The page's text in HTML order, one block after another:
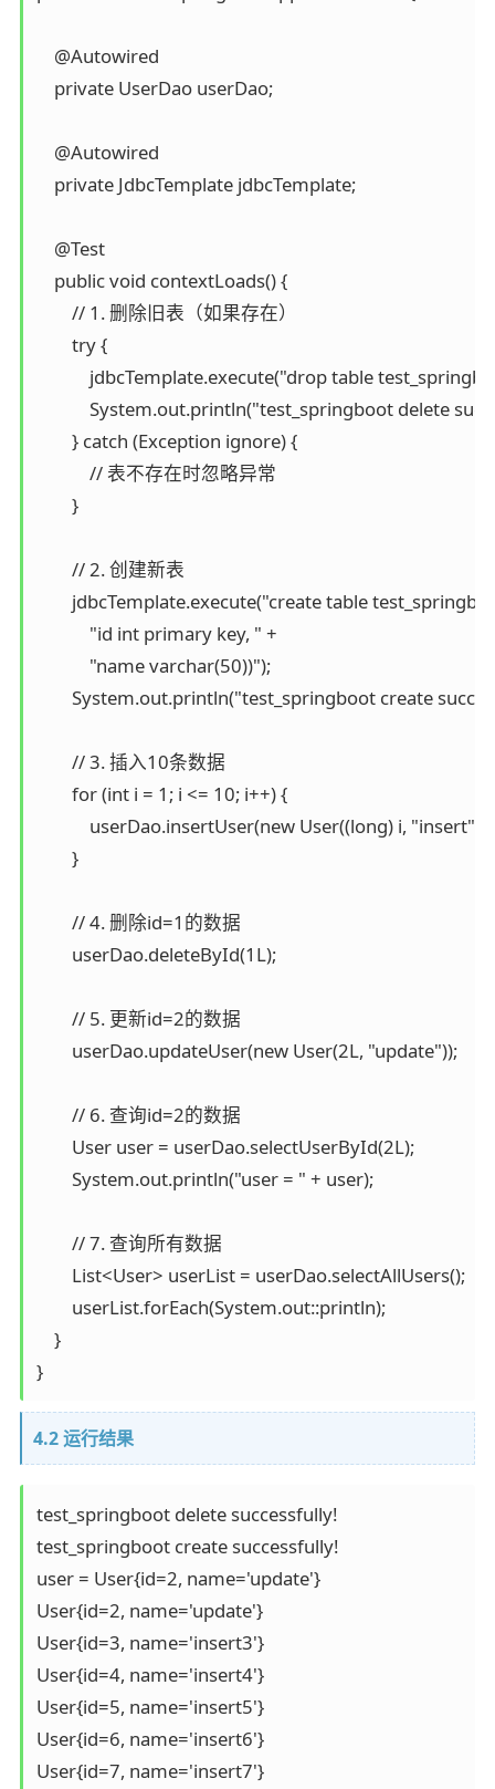
    @Autowired
    private UserDao userDao;
    @Autowired
    private JdbcTemplate jdbcTemplate;
    @Test
    public void contextLoads() {
        // 1. 删除旧表（如果存在）
        try {
jdbcTemplate.execute("drop table
System.out.println("test_springboot delete
        } catch (Exception ignore) {
            // 表不存在时忽略异常
        }
        // 2. 创建新表
jdbcTemplate.execute("create table
            "id int primary key, " +
            "name varchar(50))");
System.out.println("test_springboot create
        // 3. 插入10条数据
        for (int i = 1; i <= 10; i++) {
userDao.insertUser(new User((long) i, "insert" +
        }
        // 4. 删除id=1的数据
        userDao.deleteById(1L);
        // 5. 更新id=2的数据
        userDao.updateUser(new User(2L, "update"));
        // 6. 查询id=2的数据
        User user = userDao.selectUserById(2L);
        System.out.println("user = " + user);
        // 7. 查询所有数据
        List<User> userList = userDao.selectAllUsers();
        userList.forEach(System.out::println);
    }
}
4.2 运行结果
test_springboot delete successfully!
test_springboot create successfully!
user = User{id=2, name='update'}
User{id=2, name='update'}
User{id=3, name='insert3'}
User{id=4, name='insert4'}
User{id=5, name='insert5'}
User{id=6, name='insert6'}
User{id=7, name='insert7'}